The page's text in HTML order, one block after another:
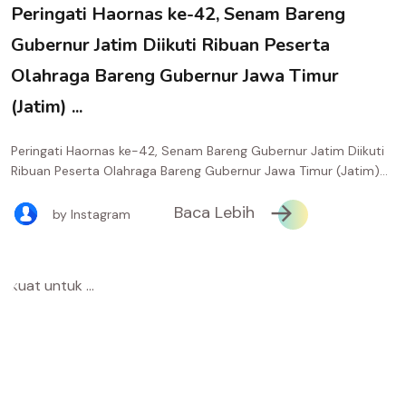
Peringati Haornas ke-42, Senam Bareng
Gubernur Jatim Diikuti Ribuan Peserta
Olahraga Bareng Gubernur Jawa Timur
(Jatim) ...
Peringati Haornas ke-42, Senam Bareng Gubernur Jatim Diikuti
Ribuan Peserta Olahraga Bareng Gubernur Jawa Timur (Jatim)...
by Instagram Baca Lebih